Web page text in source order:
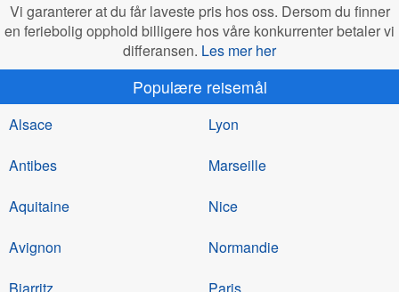
Vi garanterer at du får laveste pris hos oss. Dersom du finner
en feriebolig opphold billigere hos våre konkurrenter betaler vi
differansen. Les mer her
Populære reisemål
Alsace
Antibes
Aquitaine
Avignon
Lyon
Marseille
Nice
Normandie